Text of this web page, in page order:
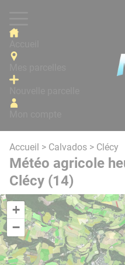
Accueil > Calvados > Clécy
Météo agricole
Clécy (14)
+
−